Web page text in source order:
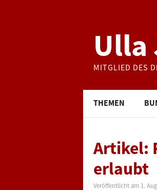
Ulla
MITGLIED DES
THEMEN
Artikel:
erlaubt
Veröffentlicht am 1.